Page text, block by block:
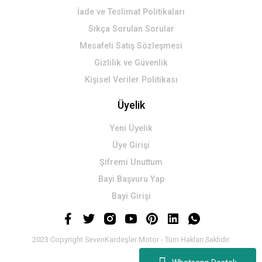
İade ve Teslimat Politikaları
Sıkça Sorulan Sorular
Mesafeli Satış Sözleşmesi
Gizlilik ve Güvenlik
Kişisel Veriler Politikası
Üyelik
Yeni Üyelik
Üye Girişi
Şifremi Unuttum
Bayi Başvuru Yap
Bayi Girişi
2023 Copyright SevenKardeşler Motor - Tüm Hakları Saklıdır.